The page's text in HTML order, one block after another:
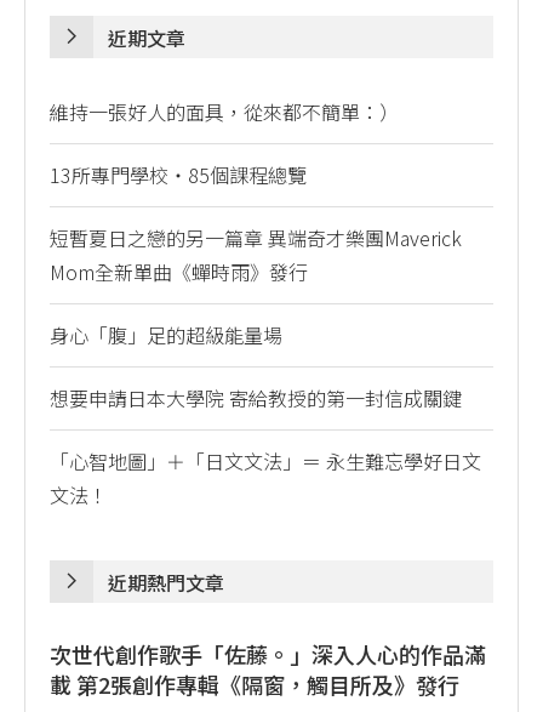
近期文章
維持一張好人的面具，從來都不簡單：）
13所專門學校・85個課程總覽
短暫夏日之戀的另一篇章 異端奇才樂團Maverick
Mom全新單曲《蟬時雨》發行
身心「腹」足的超級能量場
想要申請日本大學院 寄給教授的第一封信成關鍵
「心智地圖」＋「日文文法」＝ 永生難忘學好日文
文法！
近期熱門文章
次世代創作歌手「佐藤。」深入人心的作品滿
載 第2張創作專輯《隔窗，觸目所及》發行